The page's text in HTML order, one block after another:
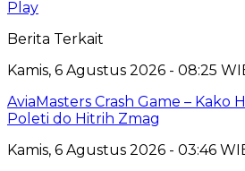
Play
Berita Terkait
Kamis, 6 Agustus 2026 - 08:25
AviaMasters Crash Game – Kako
Poleti do Hitrih Zmag
Kamis, 6 Agustus 2026 - 03:46